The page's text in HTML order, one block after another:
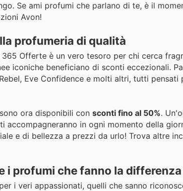
Se ami profumi che parlano di te, è il
Avon!
profumeria di qualità
Offerte è un vero tesoro per chi cerca
iconiche beneficiano di sconti eccezionali.
Eve Confidence e molti altri, tutti pensati
ora disponibili con sconti fino al 50%.
accompagneranno in ogni momento della
e di bellezza a prezzi da urlo! Trova altre
i profumi che fanno la differenza
i veri appassionati, quelli che sanno